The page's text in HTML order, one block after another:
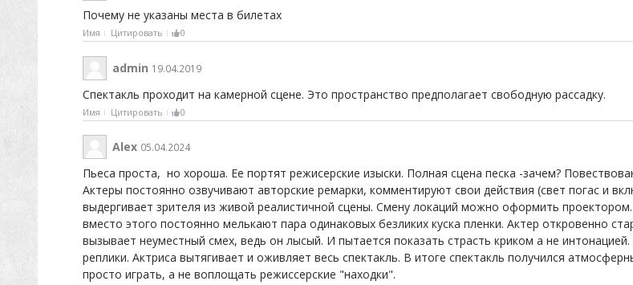
Почему не указаны места в билетах
Имя Цитировать 0
admin 19.04.2019
Спектакль проходит на камерной сцене. Это пространство предполагает свободную рассадку.
Имя Цитировать 0
Alex 05.04.2024
Пьеса проста, но хороша. Ее портят режисерские изыски. Полная сцена песка -зачем?
Актеры постоянно озвучивают авторские ремарки, комментируют свои действия (свет погас и
выдергивает зрителя из живой реалистичной сцены. Смену локаций можно оформить
вместо этого постоянно мелькают пара одинаковых безликих куска пленки. Актер откровенно
вызывает неуместный смех, ведь он лысый. И пытается показать страсть криком а не
реплики. Актриса вытягивает и оживляет весь спектакль. В итоге спектакль получился
просто играть, а не воплощать режиссерские "находки".